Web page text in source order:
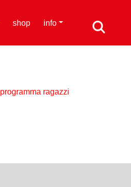
shop info
programma ragazzi